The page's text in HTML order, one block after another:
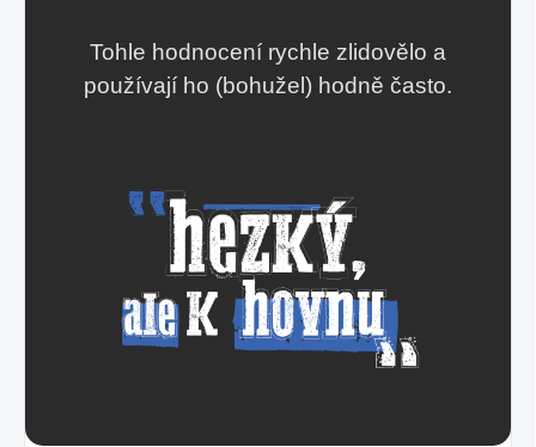
Tohle hodnocení rychle zlidovělo a
používají ho (bohužel) hodně často.